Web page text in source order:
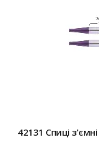
42131 Спиці